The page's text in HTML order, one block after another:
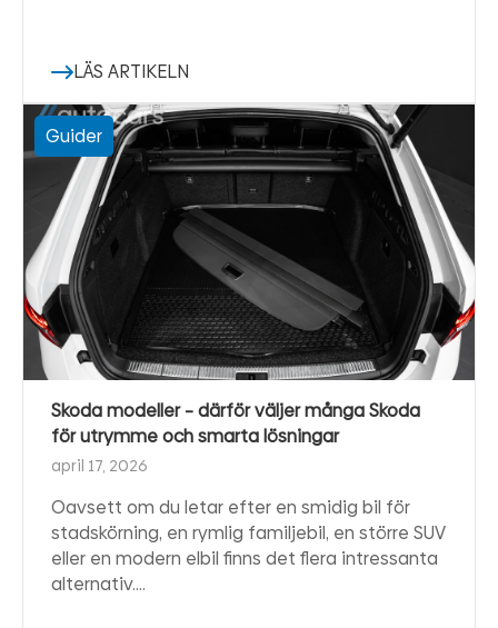
LÄS ARTIKELN
Guider
Skoda modeller – därför väljer många Skoda
för utrymme och smarta lösningar
april 17, 2026
Oavsett om du letar efter en smidig bil för
stadskörning, en rymlig familjebil, en större SUV
eller en modern elbil finns det flera intressanta
alternativ.…